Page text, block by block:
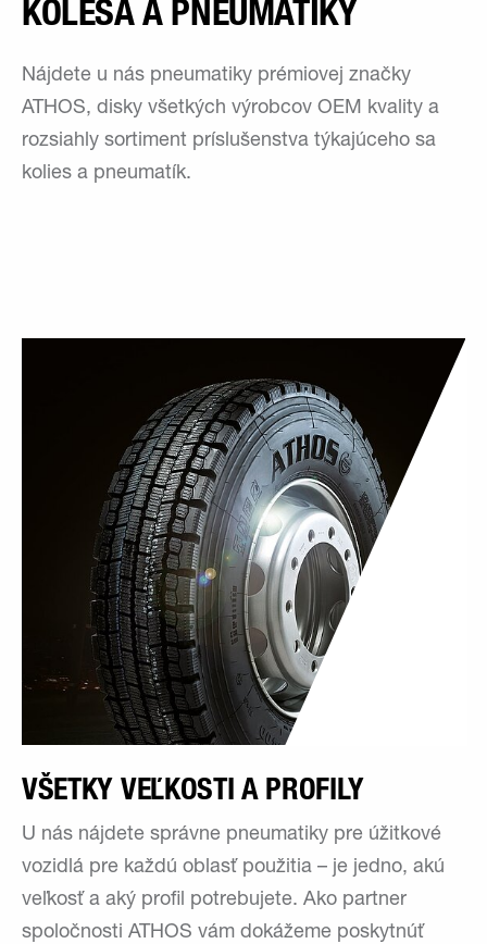
KOLESÁ A PNEUMATIKY
Nájdete u nás pneumatiky prémiovej značky
ATHOS, disky všetkých výrobcov OEM kvality a
rozsiahly sortiment príslušenstva týkajúceho sa
kolies a pneumatík.
VŠETKY VEĽKOSTI A PROFILY
U nás nájdete správne pneumatiky pre úžitkové
vozidlá pre každú oblasť použitia – je jedno, akú
veľkosť a aký profil potrebujete. Ako partner
spoločnosti ATHOS vám dokážeme poskytnúť